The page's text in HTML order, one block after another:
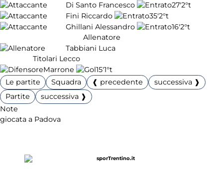
Di Santo Francesco
27'2°t
Fini Riccardo
35'2°t
Ghillani Alessandro
16'2°t
Allenatore
Tabbiani Luca
Titolari Lecco
Marrone
15'1°t
Le partite
Squadra ❰ precedente
successiva ❱
Partite
successiva ❱
Note
giocata a Padova